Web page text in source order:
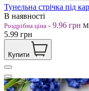
Тунельна стрічка під
В наявності
Роздрібна ціна - 9.96 грн
5.99 грн
Купити